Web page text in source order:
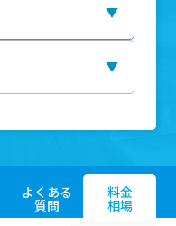
よくある
質問
料金
相場